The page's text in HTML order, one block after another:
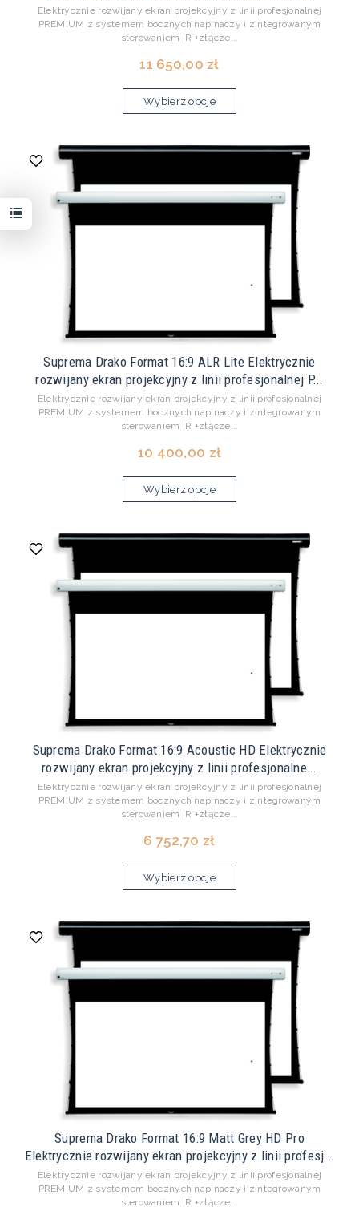
Elektrycznie rozwijany ekran projekcyjny z linii profesjonalnej
PREMIUM z systemem bocznych napinaczy i zintegrowanym
sterowaniem IR +złącze...
11 650,00 zł
Wybierz opcje
Suprema Drako Format 16:9 ALR Lite Elektrycznie
rozwijany ekran projekcyjny z linii profesjonalnej P...
Elektrycznie rozwijany ekran projekcyjny z linii profesjonalnej
PREMIUM z systemem bocznych napinaczy i zintegrowanym
sterowaniem IR +złącze...
10 400,00 zł
Wybierz opcje
Suprema Drako Format 16:9 Acoustic HD Elektrycznie
rozwijany ekran projekcyjny z linii profesjonalne...
Elektrycznie rozwijany ekran projekcyjny z linii profesjonalnej
PREMIUM z systemem bocznych napinaczy i zintegrowanym
sterowaniem IR +złącze...
6 752,70 zł
Wybierz opcje
Suprema Drako Format 16:9 Matt Grey HD Pro
Elektrycznie rozwijany ekran projekcyjny z linii profesj...
Elektrycznie rozwijany ekran projekcyjny z linii profesjonalnej
PREMIUM z systemem bocznych napinaczy i zintegrowanym
sterowaniem IR +złącze...